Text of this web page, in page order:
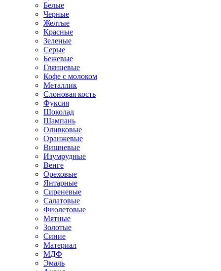
Белые
Черные
Желтые
Красные
Зеленые
Серые
Бежевые
Глянцевые
Кофе с молоком
Металлик
Слоновая кость
Фуксия
Шоколад
Шампань
Оливковые
Оранжевые
Вишневые
Изумрудные
Венге
Ореховые
Янтарные
Сиреневые
Салатовые
Фиолетовые
Мятные
Золотые
Синие
Материал
МДФ
Эмаль